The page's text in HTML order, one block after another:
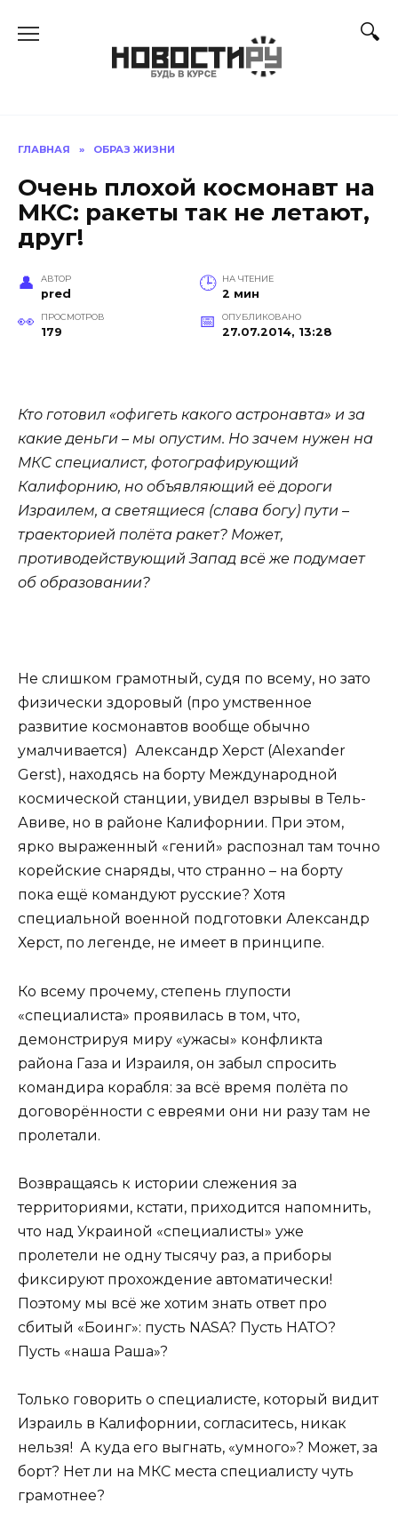
ГЛАВНАЯ » ОБРАЗ ЖИЗНИ
Очень плохой космонавт на
МКС: ракеты так не летают,
друг!
АВТОР
pred
НА ЧТЕНИЕ
2 мин
ПРОСМОТРОВ
179
ОПУБЛИКОВАНО
27.07.2014, 13:28
Кто готовил «офигеть какого астронавта» и за
какие деньги – мы опустим. Но зачем нужен на
МКС специалист, фотографирующий
Калифорнию, но объявляющий её дороги
Израилем, а светящиеся (слава богу) пути –
траекторией полёта ракет? Может,
противодействующий Запад всё же подумает
об образовании?
Не слишком грамотный, судя по всему, но зато
физически здоровый (про умственное
развитие космонавтов вообще обычно
умалчивается) Александр Херст (Alexander
Gerst), находясь на борту Международной
космической станции, увидел взрывы в Тель-
Авиве, но в районе Калифорнии. При этом,
ярко выраженный «гений» распознал там точно
корейские снаряды, что странно – на борту
пока ещё командуют русские? Хотя
специальной военной подготовки Александр
Херст, по легенде, не имеет в принципе.
Ко всему прочему, степень глупости
«специалиста» проявилась в том, что,
демонстрируя миру «ужасы» конфликта
района Газа и Израиля, он забыл спросить
командира корабля: за всё время полёта по
договорённости с евреями они ни разу там не
пролетали.
Возвращаясь к истории слежения за
территориями, кстати, приходится напомнить,
что над Украиной «специалисты» уже
пролетели не одну тысячу раз, а приборы
фиксируют прохождение автоматически!
Поэтому мы всё же хотим знать ответ про
сбитый «Боинг»: пусть NASA? Пусть НАТО?
Пусть «наша Раша»?
Только говорить о специалисте, который видит
Израиль в Калифорнии, согласитесь, никак
нельзя! А куда его выгнать, «умного»? Может, за
борт? Нет ли на МКС места специалисту чуть
грамотнее?